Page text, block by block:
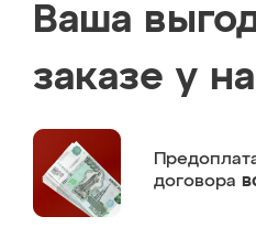
Ваша
заказе у
договора